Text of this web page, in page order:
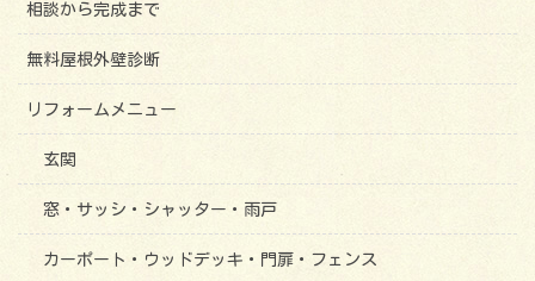
相談から完成まで
無料屋根外壁診断
リフォームメニュー
玄関
窓・サッシ・シャッター・雨戸
カーポート・ウッドデッキ・門扉・フェンス